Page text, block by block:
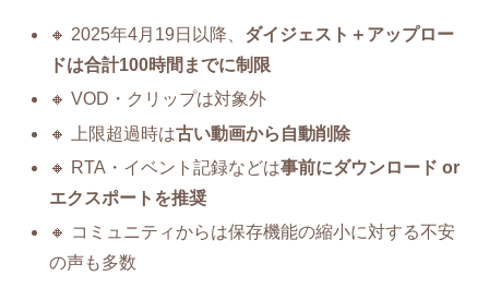
🔸 2025年4月19日以降、 ダイジェスト＋アップロー
ドは合計100時間までに制限
🔸 VOD・クリップは対象外
🔸 上限超過時は古い動画から自動削除
🔸 RTA・イベント記録などは事前にダウンロード or
エクスポートを推奨
🔸 コミュニティからは保存機能の縮小に対する不安
の声も多数